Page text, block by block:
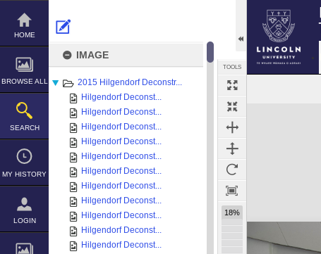
Skip
content
HOME
BROWSE ALL
SEARCH
MY HISTORY
LOGIN
IMAGE
2015 Hilgendorf Deconstr...
Hilgendorf Deconst...
Hilgendorf Deconst...
Hilgendorf Deconst...
Hilgendorf Deconst...
Hilgendorf Deconst...
Hilgendorf Deconst...
Hilgendorf Deconst...
Hilgendorf Deconst...
Hilgendorf Deconst...
Hilgendorf Deconst...
Hilgendorf Deconst...
TOOLS
18%
Expand/collapse